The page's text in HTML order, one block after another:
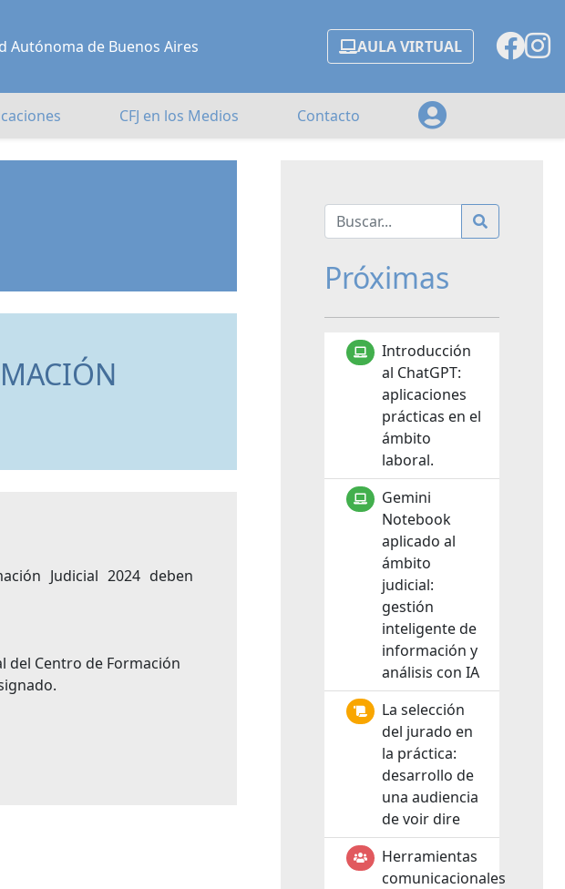
Autónoma de Buenos Aires AULA VIRTUAL
CFJ en los Medios Contacto
Judicial 2024 deben
del Centro de Formación
Próximas
Introducción
al ChatGPT:
aplicaciones
prácticas en el
ámbito
laboral.
Gemini
Notebook
aplicado al
ámbito
judicial:
gestión
inteligente de
información y
análisis con IA
La selección
del jurado en
la práctica:
desarrollo de
una audiencia
de voir dire
Herramientas
comunicacionales